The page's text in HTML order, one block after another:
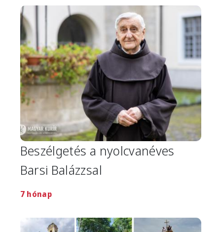
Image
Beszélgetés a nyolcvanéves
Barsi Balázzsal
7 hónap
Image